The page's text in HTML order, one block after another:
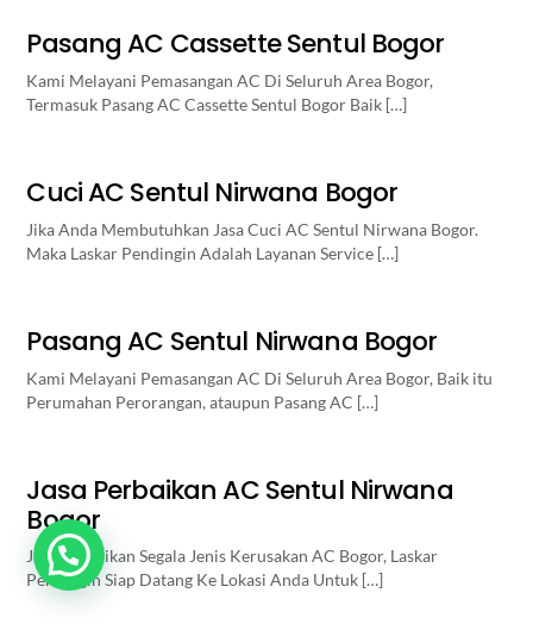
Pasang AC Cassette Sentul Bogor
Kami Melayani Pemasangan AC Di Seluruh Area Bogor,
Termasuk Pasang AC Cassette Sentul Bogor Baik […]
Cuci AC Sentul Nirwana Bogor
Jika Anda Membutuhkan Jasa Cuci AC Sentul Nirwana Bogor.
Maka Laskar Pendingin Adalah Layanan Service […]
Pasang AC Sentul Nirwana Bogor
Kami Melayani Pemasangan AC Di Seluruh Area Bogor, Baik itu
Perumahan Perorangan, ataupun Pasang AC […]
Jasa Perbaikan AC Sentul Nirwana
Bogor
Jasa Perbaikan Segala Jenis Kerusakan AC Bogor, Laskar
Pendingin Siap Datang Ke Lokasi Anda Untuk […]
Butuh Bantuan? Klik disini